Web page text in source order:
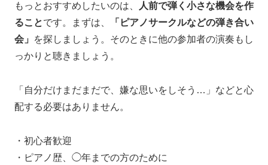
もっとおすすめしたいのは、
人前で弾く小さな機会を作
ることです。まずは、
「ピアノサークルなどの弾き合い
会」
を探しましょう。そのときに他の参加者の演奏もし
っかりと聴きましょう。
「自分だけまだまだで、嫌な思いをしそう…」 などと心
配する必要はありません。
・初心者歓迎
・ピアノ歴、◯年までの方のために